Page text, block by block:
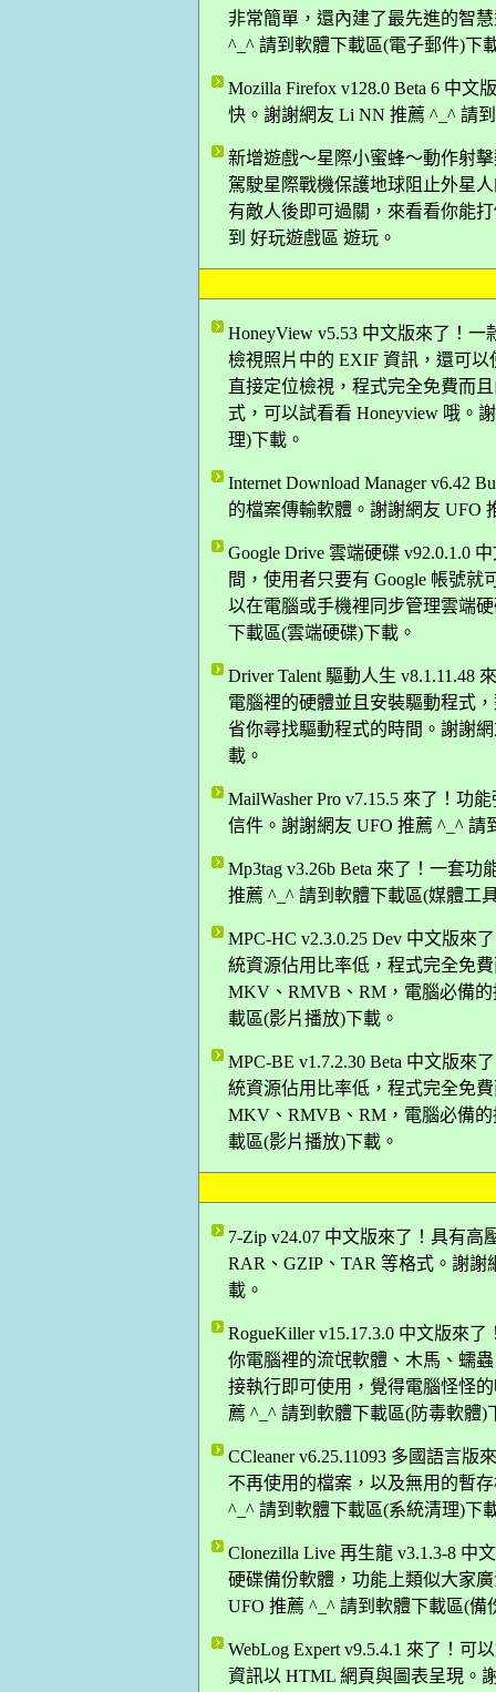
非常簡單，還內建了最先進的智
^_^ 請到軟體下載區(電子郵件)下
Mozilla Firefox v128.0 Beta 6 中
快。謝謝網友 Li NN 推薦 ^_^ 請
新增遊戲～星際小蜜蜂～動作射
駕駛星際戰機保護地球阻止外星
有敵人後即可過關，來看看你能
到 好玩遊戲區 遊玩。
HoneyView v5.53 中文版來了！
檢視照片中的 EXIF 資訊，還可以
直接定位檢視，程式完全免費而
式，可以試看看 Honeyview 哦。
理)下載。
Internet Download Manager v6.42
的檔案傳輸軟體。謝謝網友 UFO
Google Drive 雲端硬碟 v92.0.1.0
間，使用者只要有 Google 帳號就
以在電腦或手機裡同步管理雲端
下載區(雲端硬碟)下載。
Driver Talent 驅動人生 v8.1.11.48
電腦裡的硬體並且安裝驅動程式
省你尋找驅動程式的時間。謝謝
載。
MailWasher Pro v7.15.5 來了！功
信件。謝謝網友 UFO 推薦 ^_^ 請
Mp3tag v3.26b Beta 來了！一套
推薦 ^_^ 請到軟體下載區(媒體工
MPC-HC v2.3.0.25 Dev 中文版來
統資源佔用比率低，程式完全免
MKV、RMVB、RM，電腦必備
載區(影片播放)下載。
MPC-BE v1.7.2.30 Beta 中文版來
統資源佔用比率低，程式完全免
MKV、RMVB、RM，電腦必備
載區(影片播放)下載。
7-Zip v24.07 中文版來了！具有
RAR、GZIP、TAR 等格式。謝謝
載。
RogueKiller v15.17.3.0 中文版來
你電腦裡的流氓軟體、木馬、蠕
接執行即可使用，覺得電腦怪怪
薦 ^_^ 請到軟體下載區(防毒軟體)
CCleaner v6.25.11093 多國語言
不再使用的檔案，以及無用的暫
^_^ 請到軟體下載區(系統清理)下
Clonezilla Live 再生龍 v3.1.3-8 中
硬碟備份軟體，功能上類似大家
UFO 推薦 ^_^ 請到軟體下載區(備
WebLog Expert v9.5.4.1 來了！可
資訊以 HTML 網頁與圖表呈現。